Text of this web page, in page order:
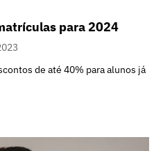
para 2024
de até 40% para alunos já